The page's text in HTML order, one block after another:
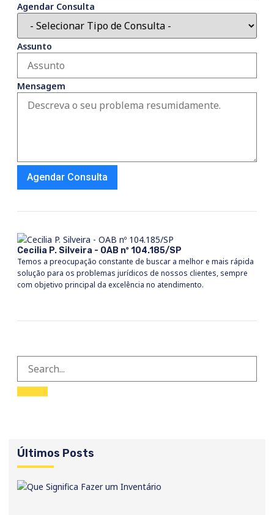
Agendar Consulta
Assunto
Mensagem
Agendar Consulta
Cecilia P. Silveira - OAB nº 104.185/SP
Temos a preocupação constante de buscar a melhor e mais rápida
solução para os problemas jurídicos de nossos clientes, sempre
com objetivo principal da excelência no atendimento.
Últimos Posts